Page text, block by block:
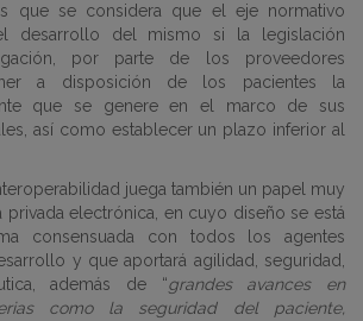
que se considera que el eje normativo
desarrollo del mismo si la legislación
por parte de los proveedores
a disposición de los pacientes la
que se genere en el marco de sus
así como establecer un plazo inferior al
juega también un papel muy
privada electrónica, en cuyo diseño se está
consensuada con todos los agentes
y que aportará agilidad, seguridad,
además de “grandes avances en
como la seguridad del paciente,